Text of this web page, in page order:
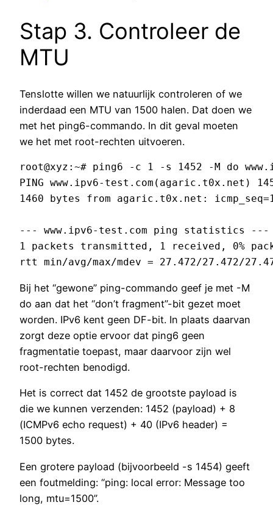
Stap 3. Controleer de
MTU
Tenslotte willen we natuurlijk controleren of we
inderdaad een MTU van 1500 halen. Dat doen we
met het ping6-commando. In dit geval moeten
we het met root-rechten uitvoeren.
root@xyz:~# ping6 -c 1 -s 1452 -M do
PING www.ipv6-test.com(agaric.t0x.net)
1460 bytes from agaric.t0x.net:
--- www.ipv6-test.com ping statistics ---
1 packets transmitted, 1 received, 0%
Bij het “gewone” ping-commando geef je met -M
do aan dat het “don’t fragment”-bit gezet moet
worden. IPv6 kent geen DF-bit. In plaats daarvan
zorgt deze optie ervoor dat ping6 geen
fragmentatie toepast, maar daarvoor zijn wel
root-rechten benodigd.
Het is correct dat 1452 de grootste payload is
die we kunnen verzenden: 1452 (payload) + 8
(ICMPv6 echo request) + 40 (IPv6 header) =
1500 bytes.
Een grotere payload (bijvoorbeeld -s 1454) geeft
een foutmelding: “ping: local error: Message too
long, mtu=1500”.